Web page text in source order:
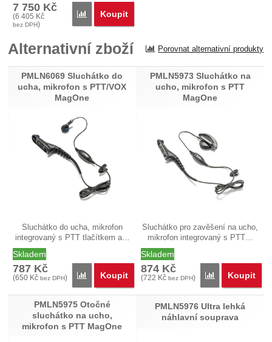
7 750 Kč
(6 405 Kč
bez DPH)
Porovnat
Koupit
Alternativní zboží Porovnat alternativní produkty
PMLN6069 Sluchátko do
ucha, mikrofon s PTT/VOX
MagOne
Sluchátko do ucha, mikrofon
integrovaný s PTT tlačítkem a…
Skladem
787 Kč
(650 Kč bez DPH) Porovnat
Koupit
PMLN5973 Sluchátko na
ucho, mikrofon s PTT
MagOne
Sluchátko pro zavěšení na ucho,
mikrofon integrovaný s PTT…
Skladem
874 Kč
(722 Kč bez DPH) Porovnat
Koupit
PMLN5975 Otočné
sluchátko na ucho,
mikrofon s PTT MagOne
PMLN5976 Ultra lehká
náhlavní souprava